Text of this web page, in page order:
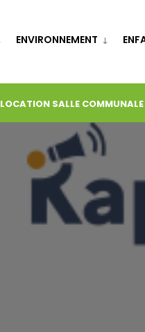
ENVIRONNEMENT
LOCATION SALLE COMMUNALE